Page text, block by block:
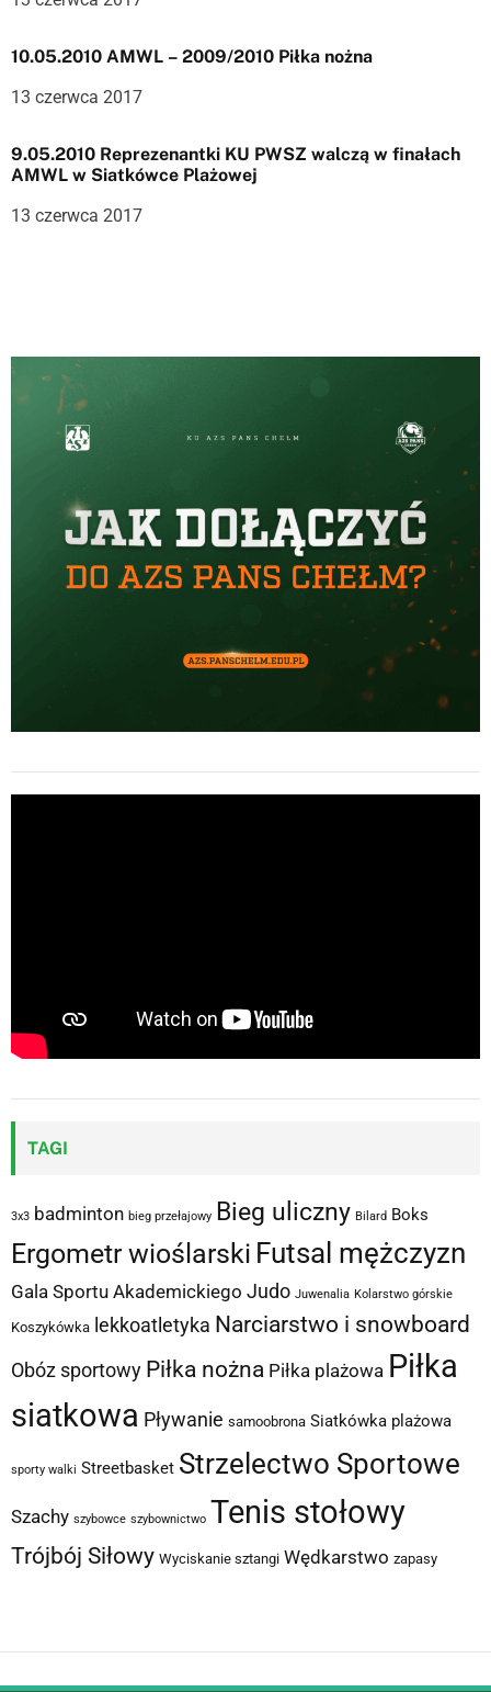
i
s
10.05.2010 AMWL – 2009/2010 Piłka nożna
13 czerwca 2017
9.05.2010 Reprezenantki KU PWSZ walczą w finałach
AMWL w Siatkówce Plażowej
13 czerwca 2017
TAGI
3x3 badminton bieg przełajowy Bieg uliczny Bilard Boks
Ergometr wioślarski Futsal mężczyzn
Gala Sportu Akademickiego Judo Juwenalia Kolarstwo górskie
Koszykówka lekkoatletyka Narciarstwo i snowboard
Obóz sportowy Piłka nożna Piłka plażowa Piłka
siatkowa Pływanie samoobrona Siatkówka plażowa
sporty walki Streetbasket Strzelectwo Sportowe
Szachy szybowce szybownictwo Tenis stołowy
Trójbój Siłowy Wyciskanie sztangi Wędkarstwo zapasy